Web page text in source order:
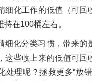
细化工作的低值（可回
在100桶左右。
细化分类习惯，带来的
这些收上来的低值可回
处理呢？拯救更多“放